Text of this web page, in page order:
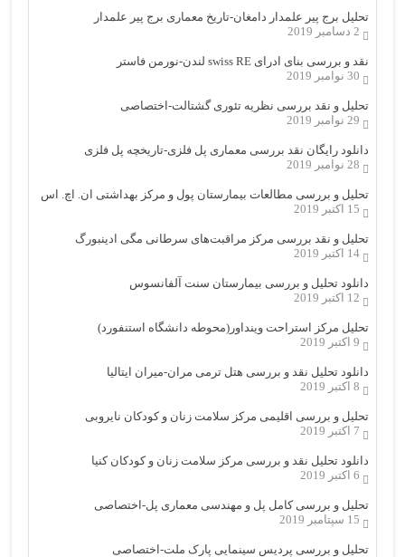
تحلیل برج پیر علمدار دامغان-تاریخ معماری برج پیر علمدار
2 دسامبر 2019
نقد و بررسی بنای ادرای swiss RE لندن-نورمن فاستر
30 نوامبر 2019
تحلیل و نقد بررسی نظریه تئوری گشتالت-اختصاصی
29 نوامبر 2019
دانلود رایگان نقد بررسی معماری پل فلزی-تاریخچه پل فلزی
28 نوامبر 2019
تحلیل و بررسی مطالعات بیمارستان پول و مرکز بهداشتی ان. اچ. اس
15 اکتبر 2019
تحلیل و نقد بررسی مرکز مراقبت‌های سرطانی مگی ادینبورگ
14 اکتبر 2019
دانلود تحلیل و بررسی بیمارستان سنت آلفانسوس
12 اکتبر 2019
تحلیل مرکز استراحت وینداور(محوطه دانشگاه استنفورد)
9 اکتبر 2019
دانلود تحلیل نقد و بررسی هتل ترمی مران-میران ایتالیا
8 اکتبر 2019
تحلیل و بررسی اقلیمی مرکز سلامت زنان و کودکان نایروبی
7 اکتبر 2019
دانلود تحلیل نقد و بررسی مرکز سلامت زنان و کودکان کنیا
6 اکتبر 2019
تحلیل و بررسی کامل پل و مهندسی معماری پل-اختصاصی
15 سپتامبر 2019
تحلیل و بررسی پردیس سینمایی پارک ملت-اختصاصی